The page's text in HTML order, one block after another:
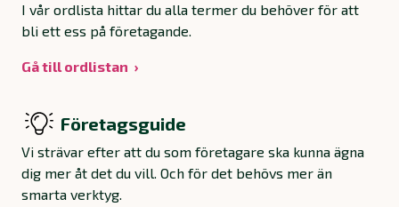
I vår ordlista hittar du alla termer du behöver för att
bli ett ess på företagande.
Gå till ordlistan
Företagsguide
Vi strävar efter att du som företagare ska kunna ägna
dig mer åt det du vill. Och för det behövs mer än
smarta verktyg.